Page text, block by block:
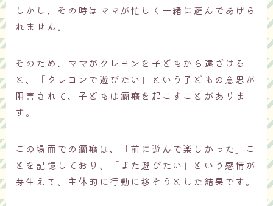
しかし、その時はママが忙しく一緒に遊んであげら
れません。
そのため、ママがクレヨンを子どもから遠ざける
と、「クレヨンで遊びたい」という子どもの意思が
阻害されて、子どもは癇癪を起こすことがありま
す。
この場面での癇癪は、「前に遊んで楽しかった」こ
とを記憶しており、「また遊びたい」という感情が
芽生えて、主体的に行動に移そうとした結果です。